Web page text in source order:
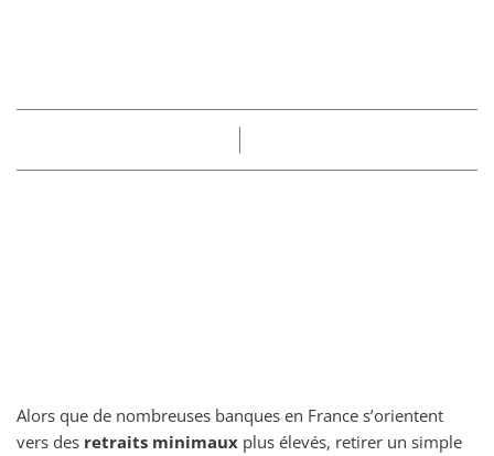
Alors que de nombreuses banques en France s’orientent
vers des retraits minimaux plus élevés, retirer un simple